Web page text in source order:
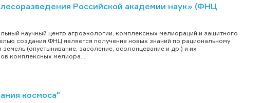
Российской академии наук» (ФНЦ
научный центр агроэкологии, комплексных мелиораций и защитного
создания ФНЦ является получение новых знаний по рациональному
(опустынивание, засоление, осолонцевание и др.) и их
комплексных мелиора...
космоса"